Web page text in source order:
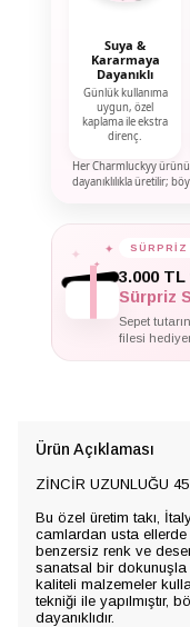
Suya &
Kararmaya
Dayanıklı
Günlük kullanıma
uygun, özel
kaplama ile ekstra
direnç.
Her Charmluckyy
dayanıklılıkla üretilir;
✦ SÜRPRİZ
3.000
Sürpriz
Sepet
filesi
Ürün Açıklaması
ZİNCİR UZUNLUĞU
Bu özel üretim takı,
camlardan usta
benzersiz renk ve
sanatsal bir dokunuşla
kaliteli malzemeler
tekniği ile yapılmıştır,
dayanıklıdır.